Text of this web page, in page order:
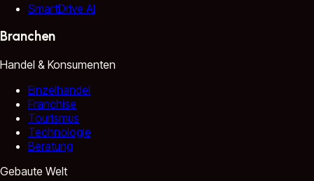
SmartDrive AI
Branchen
Handel & Konsumenten
Einzelhandel
Franchise
Tourismus
Technologie
Beratung
Gebaute Welt